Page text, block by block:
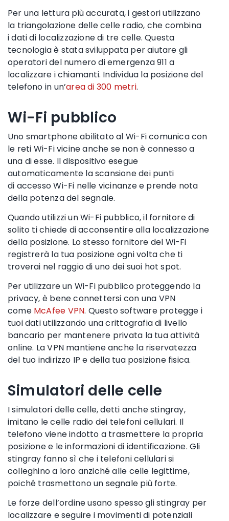
Per una lettura più accurata,i gestori utilizzano
la triangolazione delle celle radio, che combina
idati di localizzazionedi tre celle. Questa
tecnologia è stata sviluppata per aiutare gli
operatori del numero di emergenza 911 a
localizzare i chiamanti. Individua la posizione del
telefono in un’area di 300 metri.
Wi-Fi pubblico
Uno smartphoneabilitato al Wi-Ficomunica con
le reti Wi-Fivicine anche se non è connesso a
una di esse. Il dispositivo esegue
automaticamente la scansione dei punti
di accessoWi-Fi nelle vicinanze e prende nota
della potenza del segnale.
Quando utilizzi unWi-Fi pubblico, il fornitore di
solito ti chiede di acconsentire alla localizzazione
della posizione. Lo stesso fornitore del Wi-Fi
registrerà la tua posizione ogni volta che ti
troverai nel raggio di uno dei suoi hot spot.
Per utilizzare un Wi-Fipubblico proteggendo la
privacy, è bene connettersi con una VPN
come McAfee VPN. Questo software protegge i
tuoi dati utilizzando una crittografia di livello
bancario per mantenere privata la tua attività
online. La VPN mantiene anche la riservatezza
del tuo indirizzo IP e della tua posizione fisica.
Simulatori delle celle
Isimulatori delle celle, detti anche stingray,
imitano lecelle radio dei telefoni cellulari. Il
telefono viene indotto a trasmettere la propria
posizione e le informazioni di identificazione. Gli
stingray fanno sì che i telefoni cellularisi
colleghino a loro anzichéalle celle legittime,
poiché trasmettono un segnale più forte.
Le forze dell’ordineusano spesso gli stingray per
localizzare e seguire i movimenti di potenziali